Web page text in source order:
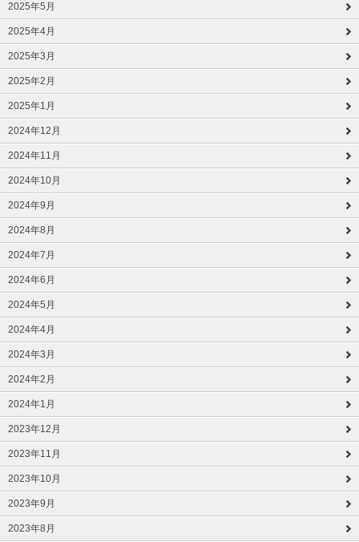
2025年5月
2025年4月
2025年3月
2025年2月
2025年1月
2024年12月
2024年11月
2024年10月
2024年9月
2024年8月
2024年7月
2024年6月
2024年5月
2024年4月
2024年3月
2024年2月
2024年1月
2023年12月
2023年11月
2023年10月
2023年9月
2023年8月